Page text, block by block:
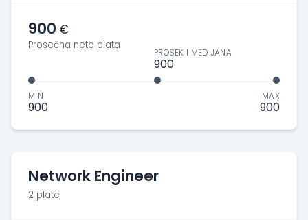
900 €
Prosečna neto plata
MIN
900
PROSEK I MEDIJANA
900
MAX
900
Network Engineer
2 plate